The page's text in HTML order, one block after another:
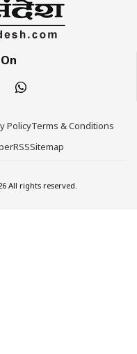
PolicyTerms & Conditions
RSSSitemap
All rights reserved.